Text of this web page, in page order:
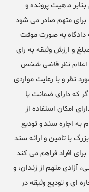
ماهیت پرونده و
برای متهم صادر می شود
دادگاه به صورت موقت
و ارزش وثیقه به رای
اعلام نظر قاضی شخص
نظر و با رعایت مواردی
که دارای ضمانت یا
امکان استفاده از
به اجاره سند و تودیع
با تامین و ارائه سند
افراد فراهم می کند
آزادی متهم از زندان، و
ای و تودیع وثیقه در